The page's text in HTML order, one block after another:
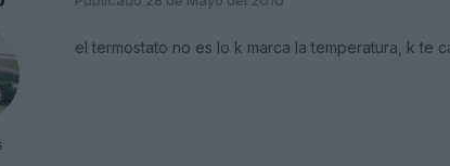
el termostato no es lo k marca la temperatura, k te